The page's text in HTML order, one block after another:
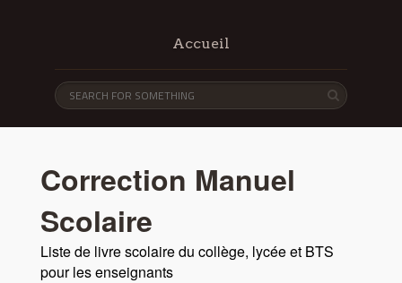
Accueil
Correction Manuel
Scolaire
Liste de livre scolaire du collège, lycée et BTS
pour les enseignants